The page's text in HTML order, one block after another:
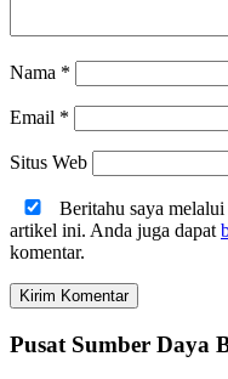
Nama *
Email *
Situs Web
Beritahu saya
artikel ini. Anda juga dapat
komentar.
Pusat Sumber Daya